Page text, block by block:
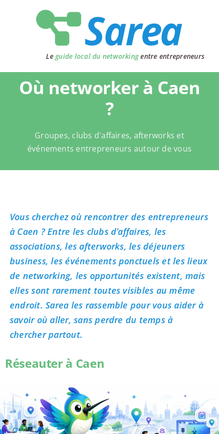
Le guide local du networkingentre entrepreneurs
Où networker à Caen
?
Groupes, clubs d'affaires, afterworks et
événements entrepreneurs autour de vous
Vous cherchez où rencontrer des entrepreneurs
à Caen ? Entre les clubs d’affaires, les
associations, les afterworks, les déjeuners
business, les événements ponctuels et les lieux
de networking, les opportunités existent, mais
elles sont rarement toutes visibles au même
endroit. Sarea les rassemble pour vous aider à
savoir où aller, sans perdre du temps à
chercher partout.
Réseauter à Caen